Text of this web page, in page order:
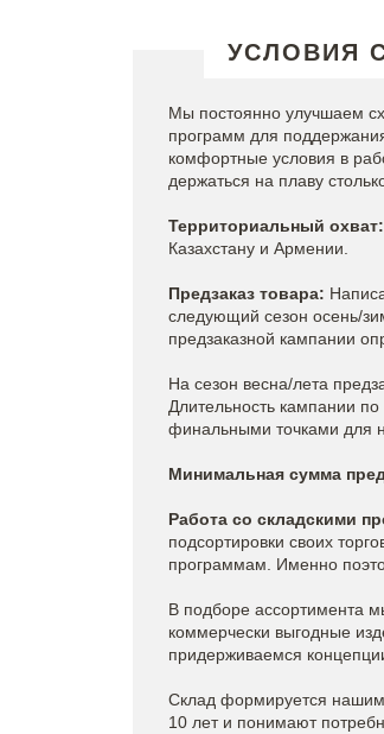
УСЛОВИЯ
Мы постоянно улучшаем
программ для
комфортные условия в
держаться на плаву
Территориальный охват:
Казахстану и Армении.
Предзаказ товара:
следующий сезон осень/
предзаказной кампании
На сезон весна/лета
Длительность кампании
финальными точками для
Минимальная сумма
Работа со складскими
подсортировки своих
программам. Именно
В подборе ассортимента
коммерчески выгодные
придерживаемся
Склад формируется
10 лет и понимают